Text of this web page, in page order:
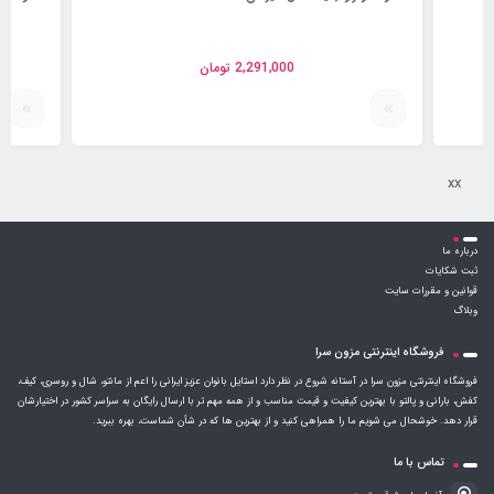
2,291,000 تومان
xx
درباره ما
ثبت شکایات
قوانین و مقررات سایت
وبلاگ
فروشگاه اینترنتی مزون سرا
فروشگاه اینترنتی مزون سرا در آستانه شروع در نظر دارد استایل بانوان عزیز ایرانی را اعم از مانتو، شال و روسری، کیف،
کفش، بارانی و پالتو با بهترین کیفیت و قیمت مناسب و از همه مهم تر با ارسال رایگان به سراسر کشور در اختیارشان
قرار دهد. خوشحال می شویم ما را همراهی کنید و از بهترین ها که در شأن شماست، بهره ببرید.
تماس با ما